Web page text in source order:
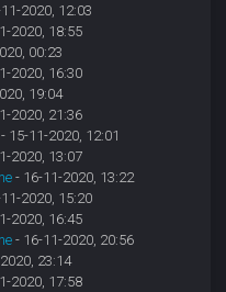
2020, 12:03
2020, 18:55
00:23
2020, 16:30
19:04
2020, 21:36
- 15-11-2020, 12:01
2020, 13:07
- 16-11-2020, 13:22
2020, 15:20
2020, 16:45
- 16-11-2020, 20:56
23:14
2020, 17:58